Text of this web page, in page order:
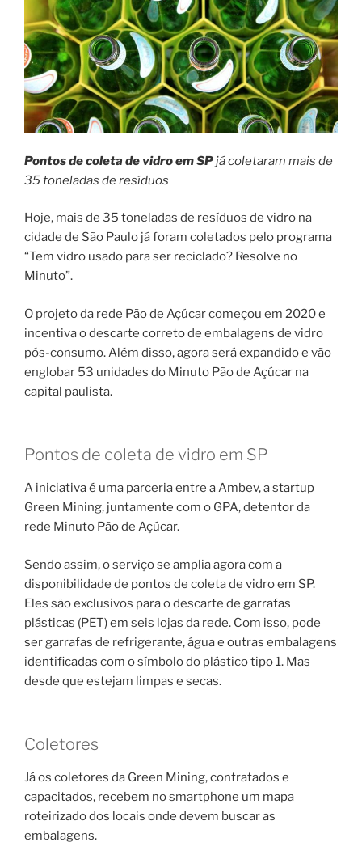
Pontos de coleta de vidro em SPjá coletaram mais de
35 toneladas de resíduos
Hoje, mais de 35 toneladas de resíduos de vidro na
cidade de São Paulo já foram coletados pelo programa
“Tem vidro usado para ser reciclado? Resolve no
Minuto”.
O projeto da rede Pão de Açúcar começou em 2020 e
incentiva o descarte correto de embalagens de vidro
pós-consumo. Além disso, agora será expandido e vão
englobar 53 unidades do Minuto Pão de Açúcar na
capital paulista.
Pontos de coleta de vidro em SP
A iniciativa é uma parceria entre a Ambev, a startup
Green Mining, juntamente com o GPA, detentor da
rede Minuto Pão de Açúcar.
Sendo assim, o serviço se amplia agora com a
disponibilidade de pontos de coleta de vidro em SP.
Eles são exclusivos para o descarte de garrafas
plásticas (PET) em seis lojas da rede. Com isso, pode
ser garrafas de refrigerante, água e outras embalagens
identificadas com o símbolo do plástico tipo 1. Mas
desde que estejam limpas e secas.
Coletores
Já os coletores da Green Mining, contratados e
capacitados, recebem no smartphone um mapa
roteirizado dos locais onde devem buscar as
embalagens.